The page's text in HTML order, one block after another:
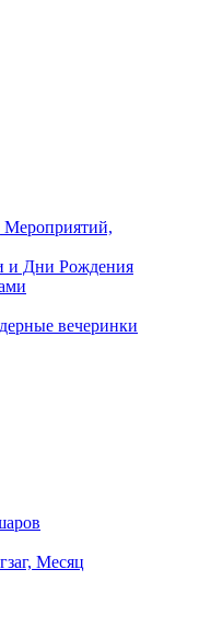
и Дни Рождения
вечеринки
Месяц